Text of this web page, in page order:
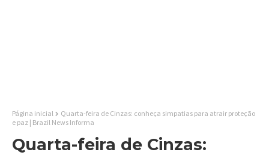
Página inicial
Quarta-feira de Cinzas: conheça simpatias para atrair proteção
e paz | Brazil News Informa
Quarta-feira de Cinzas: